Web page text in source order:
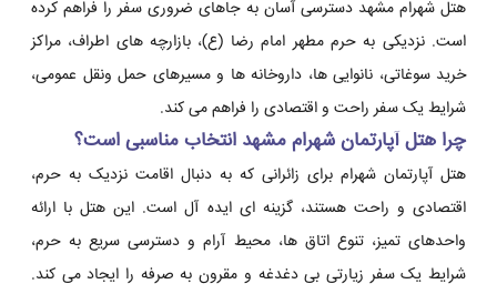
هتل شهرام مشهد دسترسی آسان به جاهای ضروری سفر را فراهم کرده
است. نزدیکی به حرم مطهر امام رضا (ع)، بازارچه های اطراف، مراکز
خرید سوغاتی، نانوایی ها، داروخانه ها و مسیرهای حمل ونقل عمومی،
شرایط یک سفر راحت و اقتصادی را فراهم می کند.
چرا هتل آپارتمان شهرام مشهد انتخاب مناسبی است؟
هتل آپارتمان شهرام برای زائرانی که به دنبال اقامت نزدیک به حرم،
اقتصادی و راحت هستند، گزینه ای ایده آل است. این هتل با ارائه
واحدهای تمیز، تنوع اتاق ها، محیط آرام و دسترسی سریع به حرم،
شرایط یک سفر زیارتی بی دغدغه و مقرون به صرفه را ایجاد می کند.